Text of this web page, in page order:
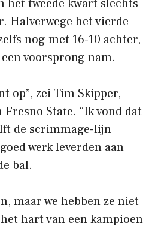
het tweede kwart slechts
Halverwege het vierde
nog met 16-10 achter,
voorsprong nam.
op”, zei Tim Skipper,
State. “Ik vond dat
de scrimmage-lijn
werk leverden aan
bal.
maar we hebben ze niet
hart van een kampioen